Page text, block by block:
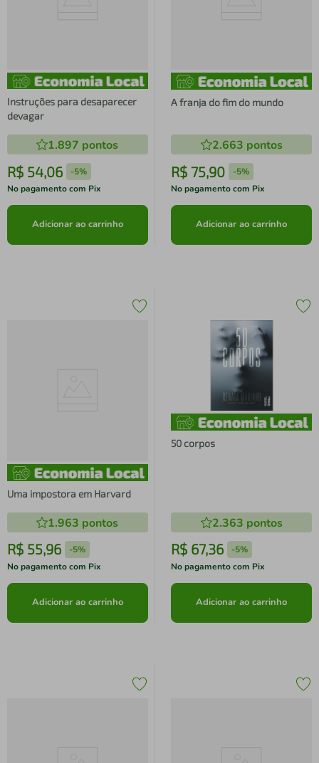
Instruções para desaparecer
devagar
1.897 pontos
R$ 54,06 -5%
No pagamento com Pix
Adicionar ao carrinho
A franja do fim do mundo
2.663 pontos
R$ 75,90 -5%
No pagamento com Pix
Adicionar ao carrinho
Uma impostora em Harvard
1.963 pontos
R$ 55,96 -5%
No pagamento com Pix
Adicionar ao carrinho
50 corpos
2.363 pontos
R$ 67,36 -5%
No pagamento com Pix
Adicionar ao carrinho